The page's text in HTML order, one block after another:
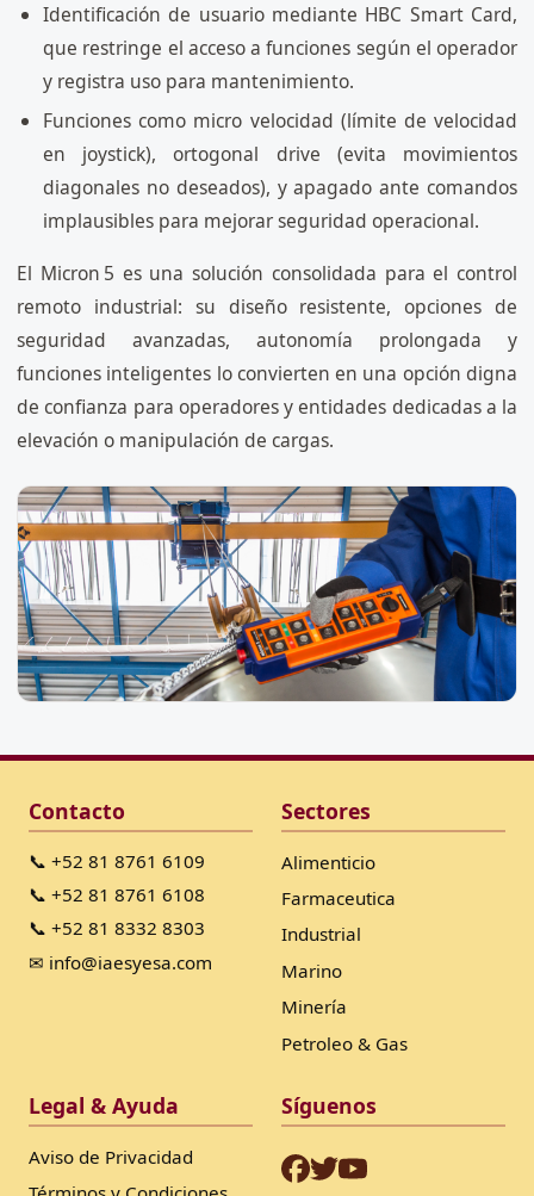
Identificación de usuario mediante HBC Smart Card,
que restringe el acceso a funciones según el operador
y registra uso para mantenimiento.
Funciones como micro velocidad (límite de velocidad
en joystick), ortogonal drive (evita movimientos
diagonales no deseados), y apagado ante comandos
implausibles para mejorar seguridad operacional.
El Micron 5 es una solución consolidada para el control
remoto industrial: su diseño resistente, opciones de
seguridad avanzadas, autonomía prolongada y
funciones inteligentes lo convierten en una opción digna
de confianza para operadores y entidades dedicadas a la
elevación o manipulación de cargas.
Contacto
📞 +52 81 8761 6109
📞 +52 81 8761 6108
📞 +52 81 8332 8303
✉ info@iaesyesa.com
Sectores
Alimenticio
Farmaceutica
Industrial
Marino
Minería
Petroleo & Gas
Legal & Ayuda
Aviso de Privacidad
Síguenos